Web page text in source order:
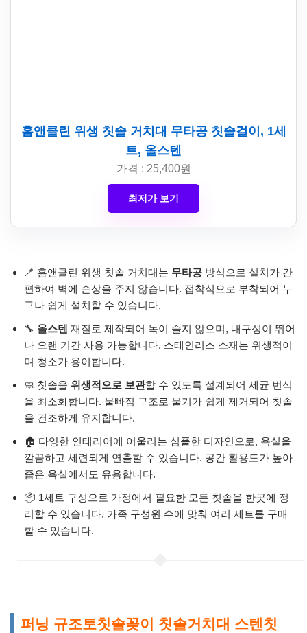
홈앤클린 위생 칫솔 거치대 무타공 칫솔걸이, 1세
트, 올스텐
가격 : 25,400원
최저가 보기
🪥 홈앤클린 위생 칫솔 거치대는 무타공 방식으로 설치가 간
편하여 벽에 손상을 주지 않습니다. 접착식으로 부착되어 누
구나 쉽게 설치할 수 있습니다.
🔧 올스텐 재질로 제작되어 녹이 슬지 않으며, 내구성이 뛰어
나 오랜 기간 사용 가능합니다. 스테인리스 소재는 위생적이
며 청소가 용이합니다.
🧼 칫솔을 위생적으로 보관할 수 있도록 설계되어 세균 번식
을 최소화합니다. 물빠짐 구조로 물기가 쉽게 제거되어 칫솔
을 건조하게 유지합니다.
🏠 다양한 인테리어에 어울리는 심플한 디자인으로, 욕실을
깔끔하고 세련되게 연출할 수 있습니다. 공간 활용도가 높아
좁은 욕실에서도 유용합니다.
📦 1세트 구성으로 가정에서 필요한 모든 칫솔을 한곳에 정
리할 수 있습니다. 가족 구성원 수에 맞춰 여러 세트를 구매
할 수 있습니다.
퍼닝 규조토칫솔꽂이 칫솔거치대 스텐칫